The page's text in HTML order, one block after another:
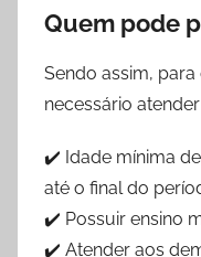
Quem pode
Sendo assim,
necessário
✔️ Idade mínima de
até o final do
✔️ Possuir ensino
✔️ Atender aos